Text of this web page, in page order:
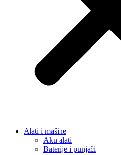
Alati i mašine
Aku alati
Baterije i punjači